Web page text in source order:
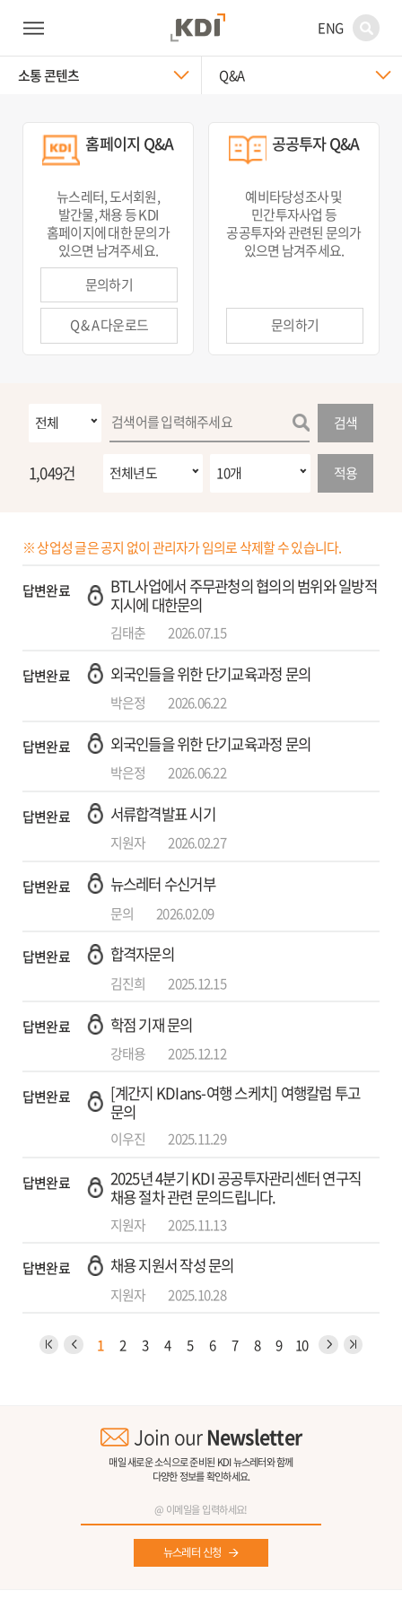
ENG
소통 콘텐츠 Q&A
홈페이지 Q&A
뉴스레터, 도서회원,
발간물, 채용 등 KDI
홈페이지에 대한 문의가
있으면 남겨주세요.
문의하기
Q & A 다운로드
공공투자 Q&A
예비타당성조사 및
민간투자사업 등
공공투자와 관련된 문의가
있으면 남겨주세요.
문의하기
검색
1,049건 적용
※ 상업성 글은 공지 없이 관리자가 임의로 삭제할 수 있습니다.
답변완료
BTL사업에서 주무관청의 협의의 범위와 일방적
지시에 대한문의
김태춘 2026.07.15
답변완료 외국인들을 위한 단기교육과정 문의
박은정 2026.06.22
답변완료 외국인들을 위한 단기교육과정 문의
박은정 2026.06.22
답변완료 서류합격발표 시기
지원자 2026.02.27
답변완료 뉴스레터 수신거부
문의 2026.02.09
답변완료 합격자문의
김진희 2025.12.15
답변완료 학점 기재 문의
강태용 2025.12.12
답변완료
[계간지 KDIans-여행 스케치] 여행칼럼 투고
문의
이우진 2025.11.29
답변완료
2025년 4분기 KDI 공공투자관리센터 연구직
채용 절차 관련 문의드립니다.
지원자 2025.11.13
답변완료 채용 지원서 작성 문의
지원자 2025.10.28
1 2 3 4 5 6 7 8 9 10
Join ourNewsletter
매일 새로운 소식으로 준비된 KDI 뉴스레터와 함께
다양한 정보를 확인하세요.
뉴스레터 신청